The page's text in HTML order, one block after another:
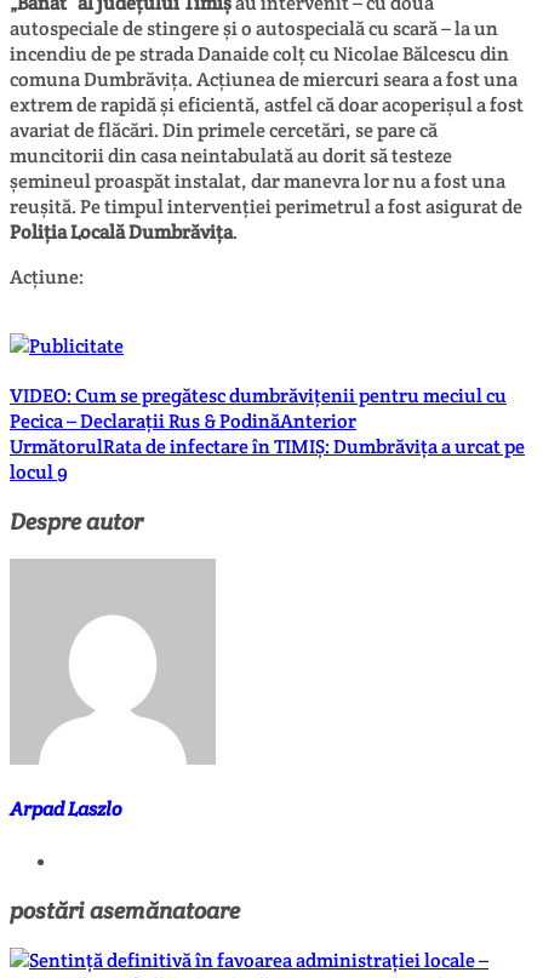
autospeciale de stingere și o autospecială cu scară – la un
incendiu de pe strada Danaide colț cu Nicolae Bălcescu din
comuna Dumbrăvița. Acțiunea de miercuri seara a fost una
extrem de rapidă și eficientă, astfel că doar acoperișul a fost
avariat de flăcări. Din primele cercetări, se pare că
muncitorii din casa neintabulată au dorit să testeze
șemineul proaspăt instalat, dar manevra lor nu a fost una
reușită. Pe timpul intervenției perimetrul a fost asigurat de
Poliția Locală Dumbrăvița.
Acțiune:
VIDEO: Cum se pregătesc dumbrăvițenii pentru meciul cu
Pecica – Declarații Rus & PodinăAnterior
UrmătorulRata de infectare în TIMIȘ: Dumbrăvița a urcat pe
locul 9
Despre autor
Arpad Laszlo
postări asemănatoare